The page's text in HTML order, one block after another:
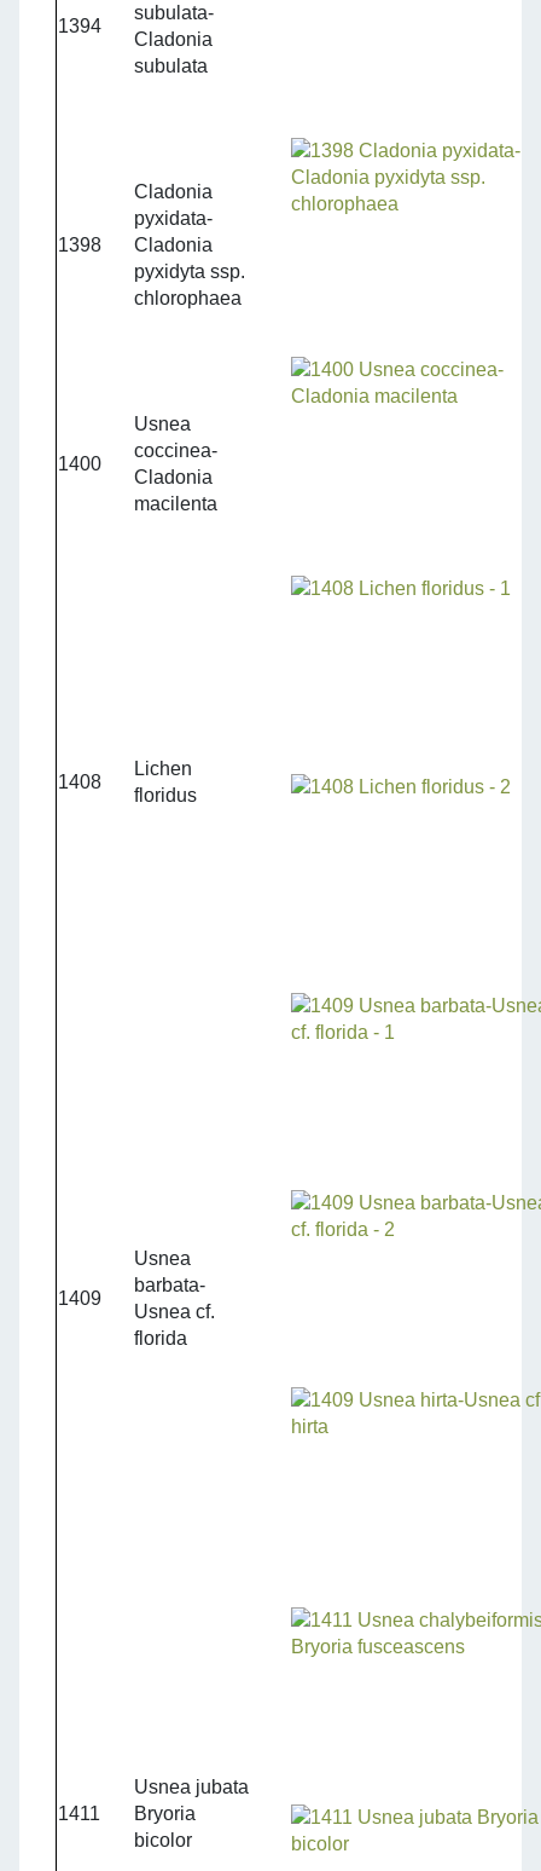
1394
subulata-
Cladonia
subulata
1398
Cladonia
pyxidata-
Cladonia
pyxidyta ssp.
chlorophaea
1400
Usnea
coccinea-
Cladonia
macilenta
1408
Lichen
floridus
1409
Usnea
barbata-
Usnea cf.
florida
1411
Usnea jubata
Bryoria
bicolor